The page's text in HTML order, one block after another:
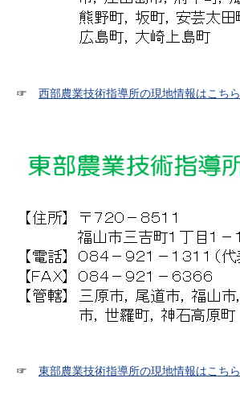
☞ 西部農業技術指導所の現地情報はこちら
☞ 東部農業技術指導所の現地情報はこちら